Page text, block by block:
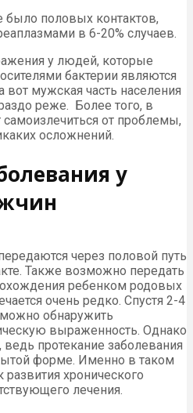
половых контактов,
в 6-20% случаев.
у людей, которые
бактерии являются
мужская часть населения
реже. Более того, в
самоизлечиться от проблемы,
осложнений.
у
через половой путь
Также возможно передать
ребенком родовых
очень редко. Спустя 2-4
обнаружить
выраженность. Однако
ведь протекание заболевания
форме. Именно в таком
хронического
лечения.